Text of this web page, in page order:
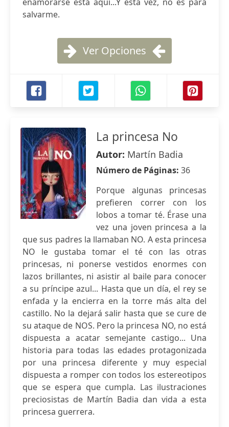
salvarme.
Ver Opciones
La princesa No
Autor: Martín Badia
Número de Páginas: 36
Porque algunas princesas
prefieren correr con los
lobos a tomar té. Érase una
vez una joven princesa a la
que sus padres la llamaban NO. A esta princesa
NO le gustaba tomar el té con las otras
princesas, ni ponerse vestidos enormes con
lazos brillantes, ni asistir al baile para conocer
a su príncipe azul... Hasta que un día, el rey se
enfada y la encierra en la torre más alta del
castillo. No la dejará salir hasta que se cure de
su ataque de NOS. Pero la princesa NO, no está
dispuesta a acatar semejante castigo... Una
historia para todas las edades protagonizada
por una princesa diferente y muy especial
dispuesta a romper con todos los estereotipos
que se espera que cumpla. Las ilustraciones
preciosistas de Martín Badia dan vida a esta
princesa guerrera.